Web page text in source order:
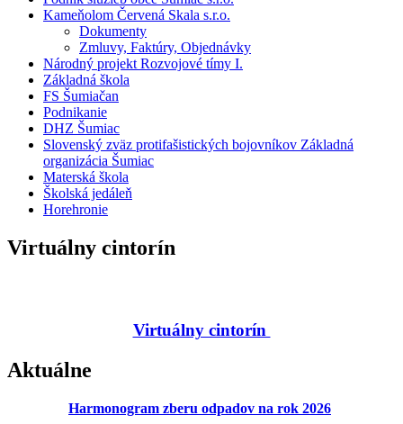
Kameňolom Červená Skala s.r.o.
Dokumenty
Zmluvy, Faktúry, Objednávky
Národný projekt Rozvojové tímy I.
Základná škola
FS Šumiačan
Podnikanie
DHZ Šumiac
Slovenský zväz protifašistických bojovníkov Základná
organizácia Šumiac
Materská škola
Školská jedáleň
Horehronie
Virtuálny cintorín
Virtuálny cintorín
Aktuálne
Harmonogram zberu odpadov na rok 2026